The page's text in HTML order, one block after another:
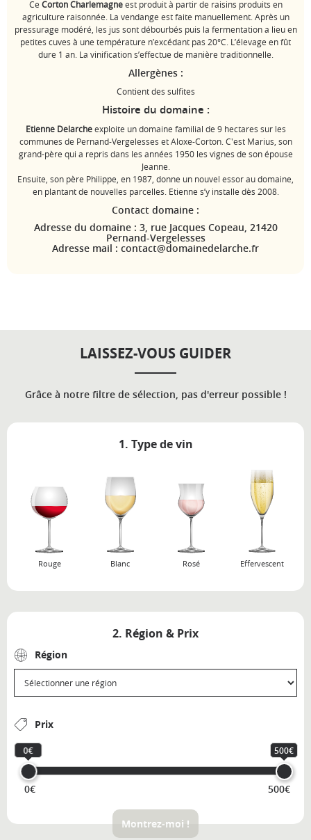
Ce Corton Charlemagneest produit à partir de raisins produits en
agriculture raisonnée. La vendange est faite manuellement. Après un
pressurage modéré, les jus sont débourbés puis la fermentation a lieu en
petites cuves à une température n’excédant pas 20°C. L’élevage en fût
dure 1 an. La vinification s’effectue de manière traditionnelle.
Allergènes :
Contient des sulfites
Histoire du domaine :
Etienne Delarcheexploite un domaine familial de 9 hectares sur les
communes de Pernand-Vergelesses et Aloxe-Corton. C'est Marius, son
grand-père qui a repris dans les années 1950 les vignes de son épouse
Jeanne.
Ensuite, son père Philippe, en 1987, donne un nouvel essor au domaine,
en plantant de nouvelles parcelles. Etienne s’y installe dès 2008.
Contact domaine :
Adresse du domaine : 3, rue Jacques Copeau, 21420
Pernand-Vergelesses
Adresse mail : contact@domainedelarche.fr
LAISSEZ-VOUS GUIDER
Grâce à notre filtre de sélection, pas d'erreur possible !
1. Type de vin
Rouge Blanc Rosé Effervescent
2. Région & Prix
Région
Prix
0€ 500€
0€ 500€
Montrez-moi !